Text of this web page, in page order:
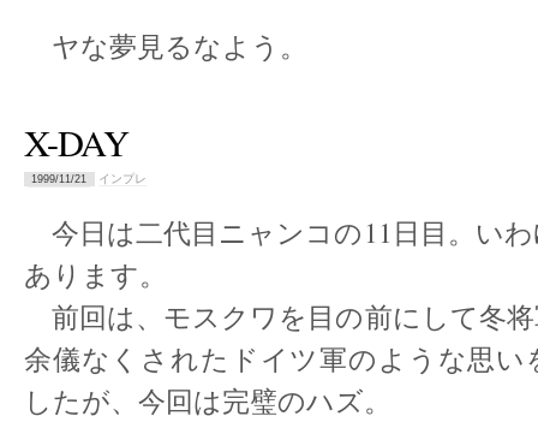
ヤな夢見るなよう。
X-DAY
1999/11/21 インプレ
今日は二代目ニャンコの11日目。い
あります。
前回は、モスクワを目の前にして冬
余儀なくされたドイツ軍のような思い
したが、今回は完璧のハズ。